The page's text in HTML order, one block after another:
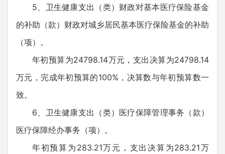
5、卫生健康支出（类）财政对基本医疗保险基金
的补助（款）财政对城乡居民基本医疗保险基金的补助
（项）。
年初预算为24798.14万元，支出决算为24798.14
万元，完成年初预算的100%，决算数与年初预算数一
致。
6、卫生健康支出（类）医疗保障管理事务（款）
医疗保障经办事务（项）。
年初预算为283.21万元，支出决算为283.21万